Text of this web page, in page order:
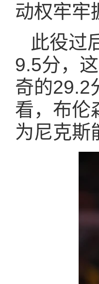
动权牢牢
此役过
9.5分，
奇的29.2
看，布伦
为尼克斯